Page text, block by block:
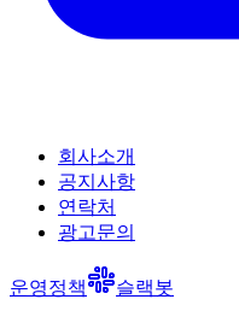
회사소개
공지사항
연락처
광고문의
운영정책 슬랙봇